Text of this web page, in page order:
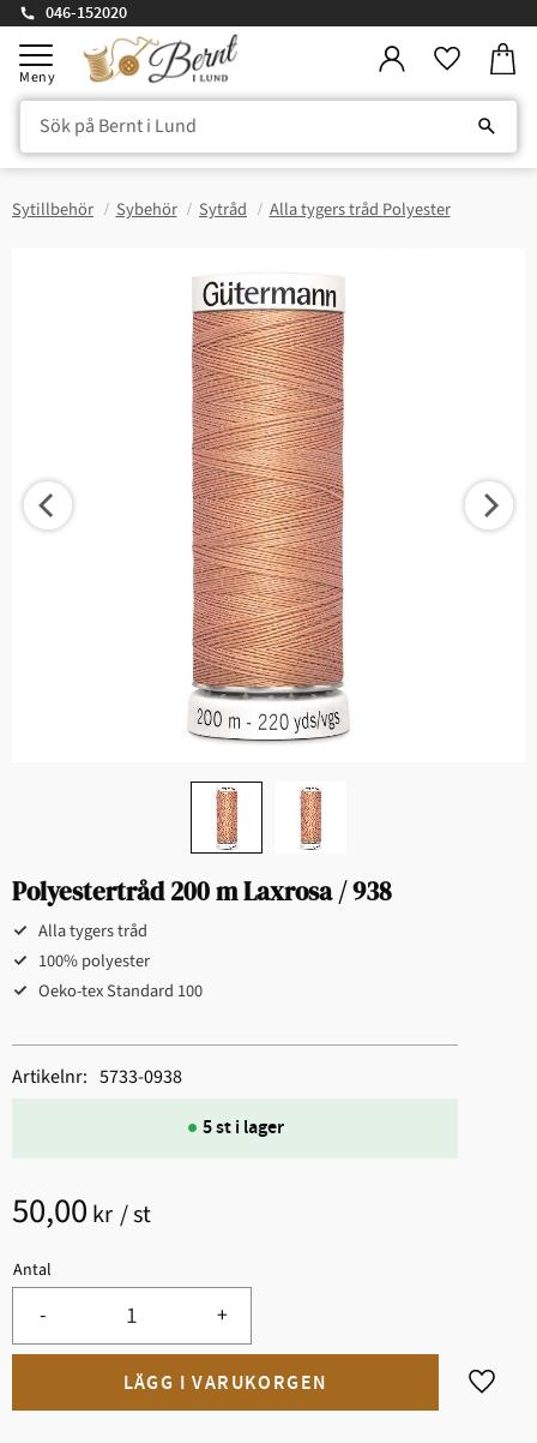
Meny
046-152020
Sytillbehör Sybehör Sytråd Alla tygers tråd Polyester
Polyestertråd 200 m Laxrosa / 938
Alla tygers tråd
100% polyester
Oeko-tex Standard 100
50,00 kr /st
Antal
+
-
Lägg
5 st i lager
Artikelnr 5733-0938